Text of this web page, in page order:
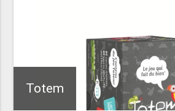
Totem